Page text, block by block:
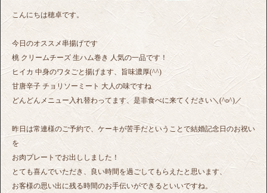
こんにちは穂卓です。
今日のオススメ串揚げです
桃 クリームチーズ 生ハム巻き 人気の一品です！
ヒイカ 中身のワタごと揚げます、旨味濃厚(^^)
甘唐辛子 チョリソーミート 大人の味ですね
どんどんメニュー入れ替わってます、是非食べに来てください＼(^o^)／
昨日は常連様のご予約で、ケーキが苦手だということで結婚記念日のお祝い
を
お肉プレートでお出ししました！
とても喜んでいただき、良い時間を過ごしてもらえたと思います、
お客様の思い出に残る時間のお手伝いができるといいですね。